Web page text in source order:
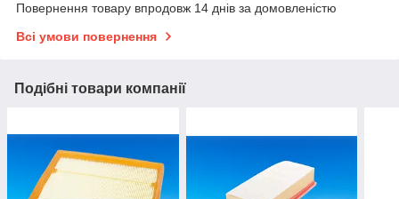
Повернення товару впродовж 14 днів за домовленістю
Всі умови повернення
Подібні товари компанії